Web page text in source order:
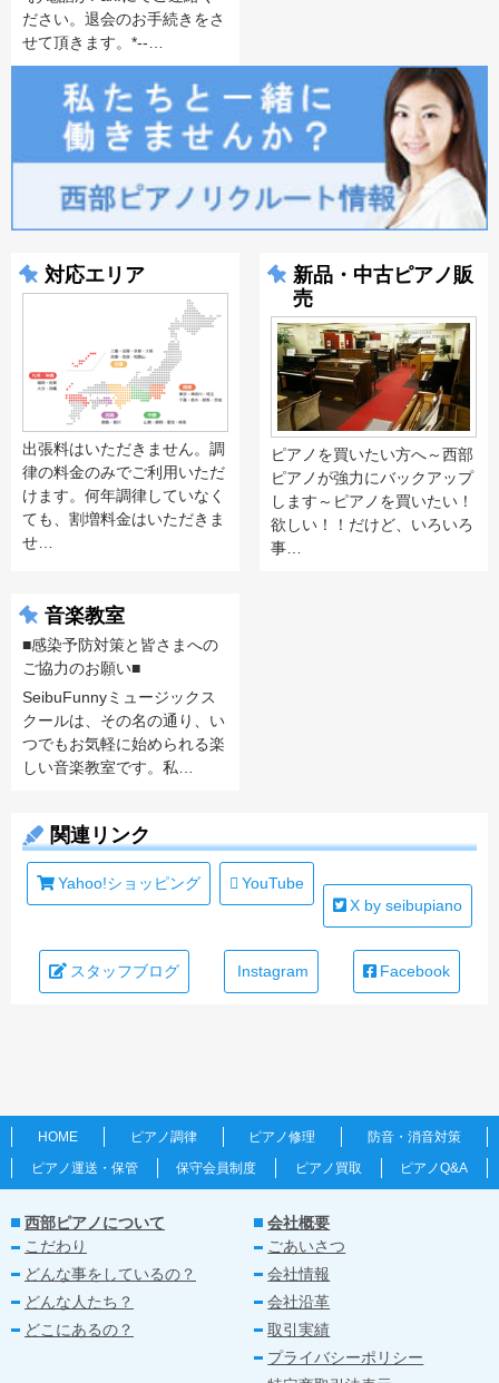
ださい。退会のお手続きをさ
せて頂きます。*--…
対応エリア
出張料はいただきません。調
律の料金のみでご利用いただ
けます。何年調律していなく
ても、割増料金はいただきま
せ…
新品・中古ピアノ販
売
ピアノを買いたい方へ～西部
ピアノが強力にバックアップ
します～ピアノを買いたい！
欲しい！！だけど、いろいろ
事…
音楽教室
■感染予防対策と皆さまへの
ご協力のお願い■
SeibuFunnyミュージックス
クールは、その名の通り、い
つでもお気軽に始められる楽
しい音楽教室です。私…
関連リンク
Yahoo!ショッピング
YouTube
X by seibupiano
スタッフブログ Instagram Facebook
HOME ピアノ調律 ピアノ修理
防音・消音対策
ピアノ運送・保管
保守会員制度 ピアノ買取 ピアノQ&A
西部ピアノについて
こだわり
どんな事をしているの？
どんな人たち？
どこにあるの？
会社概要
ごあいさつ
会社情報
会社沿革
取引実績
プライバシーポリシー